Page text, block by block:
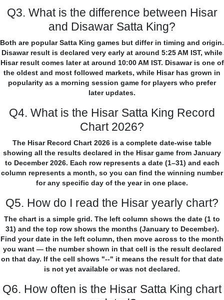
Q3. What is the difference between Hisar
and Disawar Satta King?
Both are popular Satta King games but differ in timing and origin.
Disawar result is declared very early at around 5:25 AM IST, while
Hisar result comes later at around 10:00 AM IST. Disawar is one of
the oldest and most followed markets, while Hisar has grown in
popularity as a morning session game for players who prefer
later updates.
Q4. What is the Hisar Satta King Record
Chart 2026?
The Hisar Record Chart 2026 is a complete date-wise table
showing all the results declared in the Hisar game from January
to December 2026. Each row represents a date (1–31) and each
column represents a month, so you can find the winning number
for any specific day of the year in one place.
Q5. How do I read the Hisar yearly chart?
The chart is a simple grid. The left column shows the date (1 to
31) and the top row shows the months (January to December).
Find your date in the left column, then move across to the month
you want — the number shown in that cell is the result declared
on that day. If the cell shows "--" it means the result for that date
is not yet available or was not declared.
Q6. How often is the Hisar Satta King chart